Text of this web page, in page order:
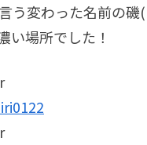
う変わった名前の磯
い場所でした！